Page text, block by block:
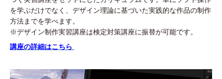
を学ぶだけでなく、デザイン理論に基づいた実践的な作品の制作
方法までを学べます。
※デザイン制作実習講座は検定対策講座に振替が可能です。
講座の詳細はこちら